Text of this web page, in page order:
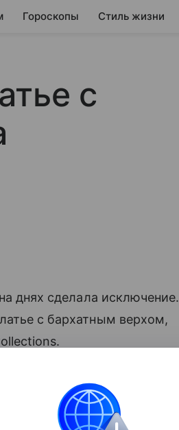
Гороскопы Стиль жизни
с
днях сделала исключение.
с бархатным верхом,